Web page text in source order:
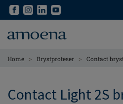
Skip
content
Skip
content
Home > Brystproteser > Contact
Contact Light 2S